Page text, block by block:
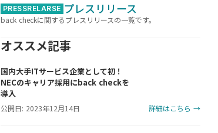
PRESSRELARSE プレスリリース
back checkに関するプレスリリースの一覧です。
オススメ記事
国内大手ITサービス企業として初！
NECのキャリア採用にback checkを
導入
公開日: 2023年12月14日 詳細はこちら →